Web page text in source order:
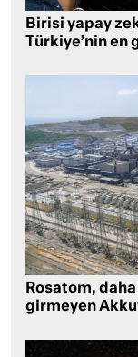
Birisi yapay
Türkiye’nin en
Rosatom,
girmeyen